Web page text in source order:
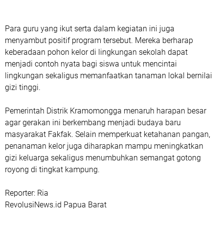
Para guru yang ikut serta dalam kegiatan ini juga
menyambut positif program tersebut. Mereka berharap
keberadaan pohon kelor di lingkungan sekolah dapat
menjadi contoh nyata bagi siswa untuk mencintai
lingkungan sekaligus memanfaatkan tanaman lokal bernilai
gizi tinggi.
Pemerintah Distrik Kramomongga menaruh harapan besar
agar gerakan ini berkembang menjadi budaya baru
masyarakat Fakfak. Selain memperkuat ketahanan pangan,
penanaman kelor juga diharapkan mampu meningkatkan
gizi keluarga sekaligus menumbuhkan semangat gotong
royong di tingkat kampung.
Reporter: Ria
RevolusiNews.id Papua Barat